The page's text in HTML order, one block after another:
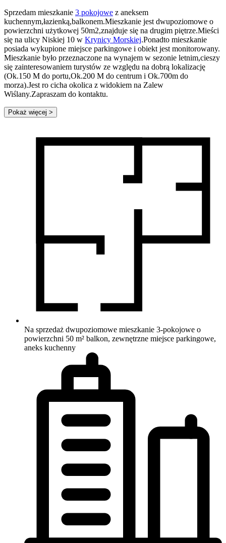
Sprzedam mieszkanie 3 pokojowe z aneksem
kuchennym,łazienką,balkonem.Mieszkanie jest dwupoziomowe o
powierzchni użytkowej 50m2,znajduje się na drugim piętrze.Mieści
się na ulicy Niskiej 10 w Krynicy Morskiej.Ponadto mieszkanie
posiada wykupione miejsce parkingowe i obiekt jest monitorowany.
Mieszkanie było przeznaczone na wynajem w sezonie letnim,cieszy
się zainteresowaniem turystów ze względu na dobrą lokalizację
(Ok.150 M do portu,Ok.200 M do centrum i Ok.700m do
morza).Jest ro cicha okolica z widokiem na Zalew
Wiślany.Zapraszam do kontaktu.
Pokaż więcej >
Na sprzedaż dwupoziomowe mieszkanie 3-pokojowe o
powierzchni 50 m² balkon, zewnętrzne miejsce parkingowe,
aneks kuchenny